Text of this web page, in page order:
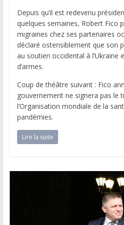
Depuis qu’il est redevenu
quelques semaines, Robert Fico
migraines chez ses partenaires
déclaré ostensiblement que son
au soutien occidental à l’Ukraine
d’armes.
Coup de théâtre suivant : Fico
gouvernement ne signera pas le
l’Organisation mondiale de la
pandémies.
Lire la suite